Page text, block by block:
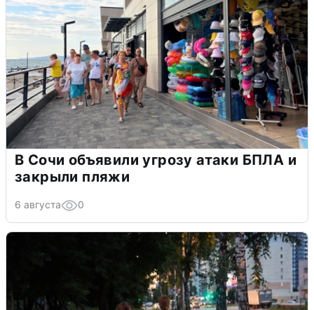
В Сочи объявили угрозу атаки БПЛА и
закрыли пляжи
6 августа 0